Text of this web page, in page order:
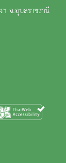
ฯ จ.อุบลราชธานี